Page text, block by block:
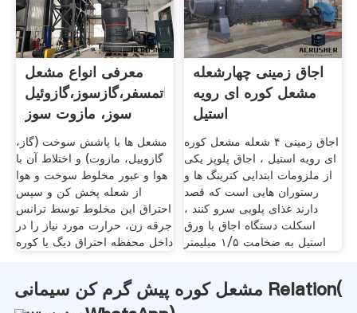
معرفی انواع مشعل
اتمسفر،گازسوز،گازوئیل
سوز، مازوت سوز
مشعل ها با پاشش سوخت (گاز،
گازوییل، مازوت) و اختلاط آن با
هوا و عبور مخلوط سوخت و هوا
از شعله پخش کن و سپس
احتراق این مخلوط توسط ترانس
جرقه زن، حرارت مورد نیاز را در
داخل محفظه احتراق دیگ یا کوره
اجاق زمینی چهارشعله
مشعل کوره ای رویه
استیل
اجاق زمینی ۴ شعله مشعل کوره
ای رویه استیل ، اجاق پلوپز یکی
از ملزومات ابتدایی کترینگ ها و
رستوران هایی است که قصد
دارند غذای پلویی سرو کنند ،
اسکلت دستگاه اجاق با ورق
استیل به ضخامت ۱/۵ میلیمتر
مشعل کوره پیش گرم کن سیمانی Relation(